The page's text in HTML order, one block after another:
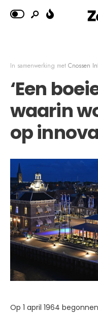
In samenwerking met Cnossen
‘Een
waarin
op
Op 1 april 1964